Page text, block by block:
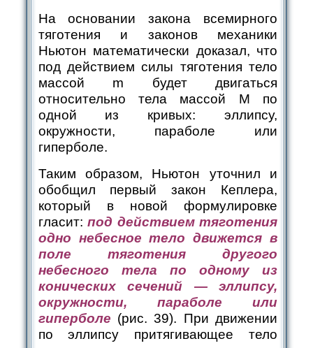
На основании закона всемирного
тяготения и законов механики
Ньютон математически доказал, что
под действием силы тяготения тело
массой m будет двигаться
относительно тела массой М по
одной из кривых: эллипсу,
окружности, параболе или
гиперболе.
Таким образом, Ньютон уточнил и
обобщил первый закон Кеплера,
который в новой формулировке
гласит:под действием тяготения
одно небесное тело движется в
поле тяготения другого
небесного тела по одному из
конических сечений — эллипсу,
окружности, параболе или
гиперболе (рис. 39). При движении
по эллипсу притягивающее тело